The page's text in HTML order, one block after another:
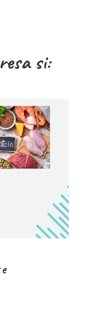
si: